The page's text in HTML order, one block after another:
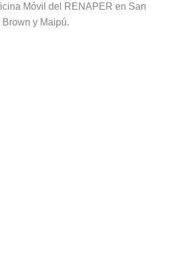
Móvil del RENAPER en San
y Maipú.